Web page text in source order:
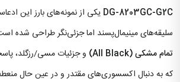
DG-8203GC-G2C یکی از نمونه‌های بارز این
سلیقه‌های مینیمال‌پسند اما جزئی‌نگر طراحی شده
تمام مشکی (All Black)
و جزئیات مسی/رزگلد،
که به دنبال اکسسوری‌های مقتدر و در عین حال